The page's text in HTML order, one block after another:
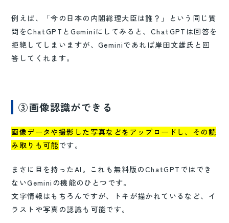
例えば、「今の日本の内閣総理大臣は誰？」という同じ質
問をChatGPTとGeminiにしてみると、ChatGPTは回答を
拒絶してしまいますが、Geminiであれば岸田文雄氏と回
答してくれます。
③画像認識ができる
画像データや撮影した写真などをアップロードし、その読
み取りも可能です。
まさに目を持ったAI。これも無料版のChatGPTではでき
ないGeminiの機能のひとつです。
文字情報はもちろんですが、トキが描かれているなど、イ
ラストや写真の認識も可能です。